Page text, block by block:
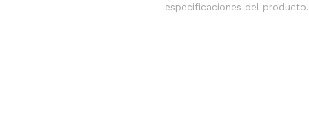
especificaciones del producto.